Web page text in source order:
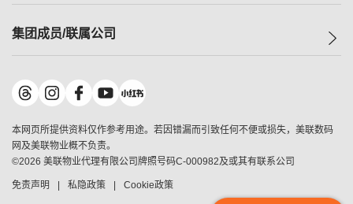
独家楼盘
租房
按揭计算机
负担能力计算机
转按计算机
缴款方式
历史成交
小区成交排行榜
地区百科
小区专页
美联精英会
美善会
地产经纪人管理协会
申报已递交的购楼开盘
集团成员/联属公司
美联物业
鋑联控股*
美联工商铺*
美联中国
美联澳门
美联金融集团
本网页所提供资料仅作参考用途。若因错漏而引致任何不便或损失，美联数码
网及美联物业概不负责。
©2026 美联物业代理有限公司牌照号码C-000982及或其有联系公司
免责声明 私隐政策 Cookie政策